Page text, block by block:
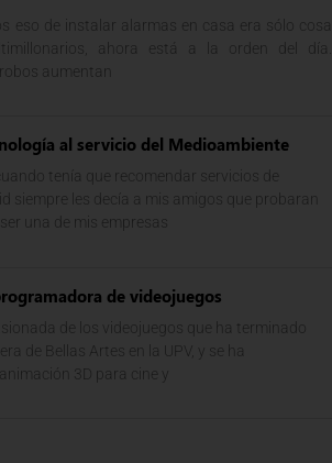
eso de instalar alarmas en casa era sólo cosa
ahora está a la orden del día.
aumentan
al servicio del Medioambiente
tenía que recomendar servicios de
siempre les decía a mis amigos que probaran
una de mis empresas
de videojuegos
de los videojuegos que ha terminado
de Bellas Artes en la UPV, y se ha
3D para cine y